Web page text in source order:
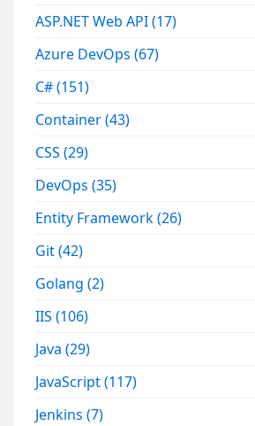
ASP.NET Web API(17)
Azure DevOps(67)
C#(151)
Container(43)
CSS(29)
DevOps(35)
Entity Framework(26)
Git(42)
Golang(2)
IIS(106)
Java(29)
JavaScript(117)
Jenkins(7)